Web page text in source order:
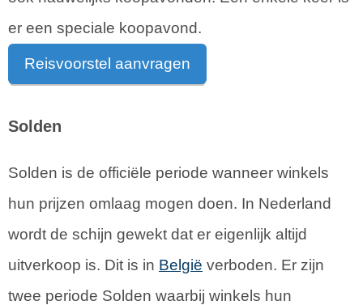
er een speciale koopavond.
Reisvoorstel aanvragen
Solden
Solden is de officiële periode wanneer winkels
hun prijzen omlaag mogen doen. In Nederland
wordt de schijn gewekt dat er eigenlijk altijd
uitverkoop is. Dit is in België verboden. Er zijn
twee periode Solden waarbij winkels hun